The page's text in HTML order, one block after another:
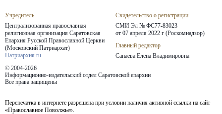
Учредитель
Централизованная православная
религиозная организация Саратовская
Епархия Русской Православной Церкви
(Московский Патриархат)
Патриархия.ru
Свидетельство о регистрации
СМИ Эл № ФС77-83023
от 07 апреля 2022 г (Роскомнадзор)
Главный редактор
Сапаева Елена Владимировна
© 2004-2026
Информационно-издательский отдел Саратовской епархии
Все права защищены
Перепечатка в интернете разрешена при условии наличия активной ссылки на сайт
«Православное Поволжье».